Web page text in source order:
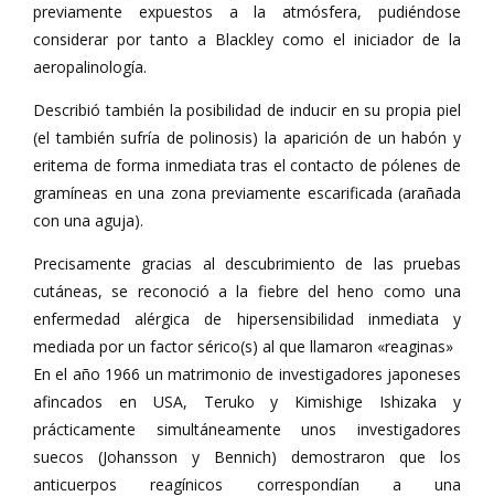
previamente expuestos a la atmósfera, pudiéndose
considerar por tanto a Blackley como el iniciador de la
aeropalinología.
Describió también la posibilidad de inducir en su propia piel
(el también sufría de polinosis) la aparición de un habón y
eritema de forma inmediata tras el contacto de pólenes de
gramíneas en una zona previamente escarificada (arañada
con una aguja).
Precisamente gracias al descubrimiento de las pruebas
cutáneas, se reconoció a la fiebre del heno como una
enfermedad alérgica de hipersensibilidad inmediata y
mediada por un factor sérico(s) al que llamaron «reaginas»
En el año 1966 un matrimonio de investigadores japoneses
afincados en USA, Teruko y Kimishige Ishizaka y
prácticamente simultáneamente unos investigadores
suecos (Johansson y Bennich) demostraron que los
anticuerpos reagínicos correspondían a una